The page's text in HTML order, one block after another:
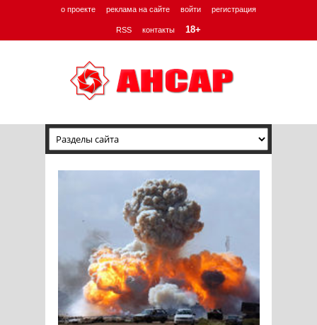
о проекте реклама на сайте войти регистрация
RSS контакты 18+